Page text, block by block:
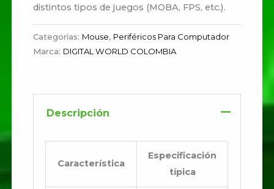
distintos tipos de juegos (MOBA, FPS, etc.).
Categorías: Mouse, Periféricos Para Computador
Marca: DIGITAL WORLD COLOMBIA
Descripción
Característica
Especificación
típica